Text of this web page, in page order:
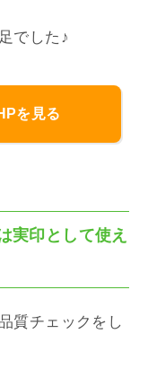
でした♪
を見る
実印として使え
質チェックをし